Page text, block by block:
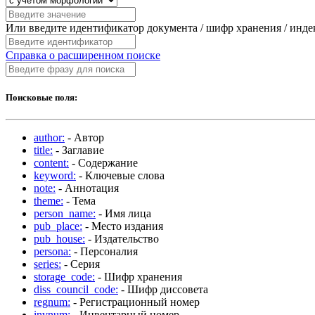
Или введите идентификатор документа / шифр хранения /
Справка о расширенном поиске
Поисковые поля:
author: - Автор
title: - Заглавие
content: - Содержание
keyword: - Ключевые слова
note: - Аннотация
theme: - Тема
person_name: - Имя лица
pub_place: - Место издания
pub_house: - Издательство
persona: - Персоналия
series: - Серия
storage_code: - Шифр хранения
diss_council_code: - Шифр диссовета
regnum: - Регистрационный номер